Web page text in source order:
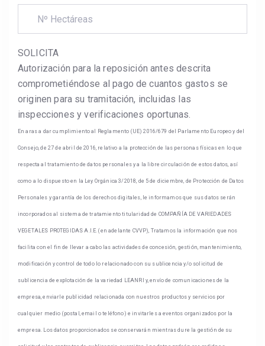
SOLICITA
Autorización para la reposición antes descrita
comprometiéndose al pago de cuantos gastos se
originen para su tramitación, incluidas las
inspecciones y verificaciones oportunas.
En aras a dar cumplimiento al Reglamento (UE) 2016/679 del Parlamento Europeo y del
Consejo, de 27 de abril de 2016, relativo a la protección de las personas físicas en lo que
respecta al tratamiento de datos personales y a la libre circulación de estos datos, así
como a lo dispuesto en la Ley Orgánica 3/2018, de 5 de diciembre, de Protección de Datos
Personales y garantía de los derechos digitales, le informamos que sus datos serán
incorporados al sistema de tratamiento titularidad de COMPAÑÍA DE VARIEDADES
VEGETALES PROTEGIDAS A.I.E. (en adelante CVVP), Tratamos la información que nos
facilita con el fin de llevar a cabo las actividades de concesión, gestión, mantenimiento,
modificación y control de todo lo relacionado con su sublicencia y/o solicitud de
sublicencia de explotación de la variedad LEANRI y, envío de comunicaciones de la
empresa, enviarle publicidad relacionada con nuestros productos y servicios por
cualquier medio (postal, email o teléfono) e invitarles a eventos organizados por la
empresa. Los datos proporcionados se conservarán mientras dure la gestión de su